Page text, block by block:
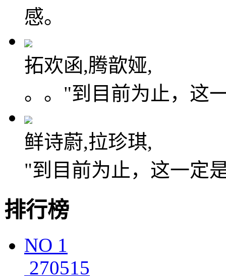
感。
拓欢函,腾歆娅,
。。"到目前为止，这
鲜诗蔚,拉珍琪,
"到目前为止，这一定
排行榜
NO 1
270515